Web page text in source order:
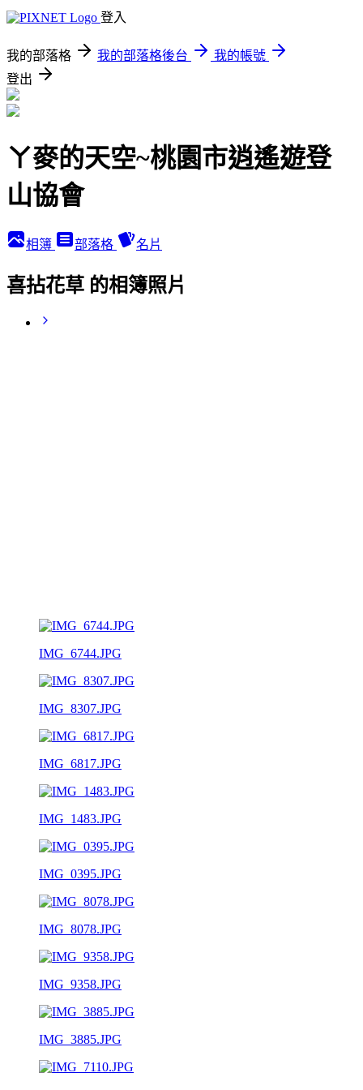
登入
我的部落格 我的部落格後台
我的帳號
登出
ㄚ麥的天空~桃園市逍遙遊登
山協會
相簿 部落格 名片
喜拈花草 的相簿照片
IMG_6744.JPG
IMG_8307.JPG
IMG_6817.JPG
IMG_1483.JPG
IMG_0395.JPG
IMG_8078.JPG
IMG_9358.JPG
IMG_3885.JPG